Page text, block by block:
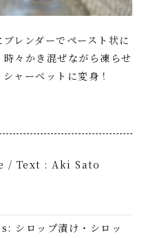
レンダーでペースト状に
々かき混ぜながら凍らせ
ャーベットに変身！
/ Text : Aki Sato
シロップ漬け・シロッ